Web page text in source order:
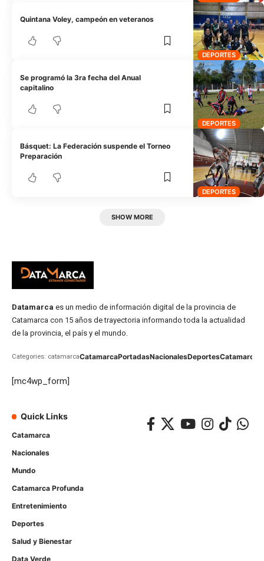
DEPORTES
Quintana Voley, campeón en veteranos
DEPORTES
Se programó la 3ra fecha del Anual
capitalino
DEPORTES
Básquet: La Federación suspende el Torneo
Preparación
SHOW MORE
Datamarca es un medio de información digital de la provincia de
Catamarca con 15 años de trayectoria informando toda la actualidad
de la provincia, el país y el mundo.
Categories: catamarcaCatamarcaPortadasNacionalesDeportesCatamarca
[mc4wp_form]
Quick Links
Catamarca
Nacionales
Mundo
Catamarca Profunda
Entretenimiento
Deportes
Salud y Bienestar
Data Verde